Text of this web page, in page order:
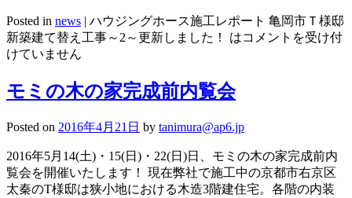
Posted in news | ハウジングホース施工レポート 亀岡市Ｔ様邸
新築建て替え工事～2～更新しました！ はコメントを受け付
けていません
モミの木の家完成前内覧会
Posted on 2016年4月21日 by tanimura@ap6.jp
2016年5月14(土)・15(日)・22(日)日、モミの木の家完成前内
覧会を開催いたします！ 現在弊社で施工中の京都市右京区
太秦のT様邸は狭小地における木造3階建住宅。各階の内装